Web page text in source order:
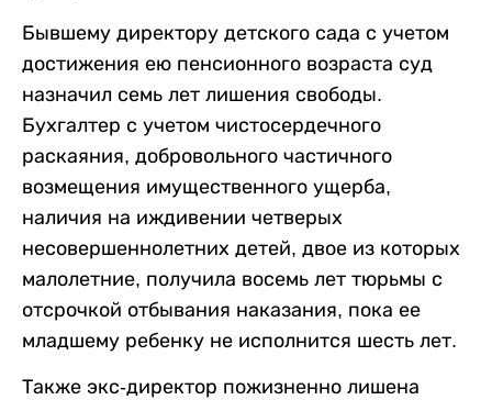
Бывшему директору детского сада с учетом
достижения ею пенсионного возраста суд
назначил семь лет лишения свободы.
Бухгалтер с учетом чистосердечного
раскаяния, добровольного частичного
возмещения имущественного ущерба,
наличия на иждивении четверых
несовершеннолетних детей, двое из которых
малолетние, получила восемь лет тюрьмы с
отсрочкой отбывания наказания, пока ее
младшему ребенку не исполнится шесть лет.
Также экс-директор пожизненно лишена